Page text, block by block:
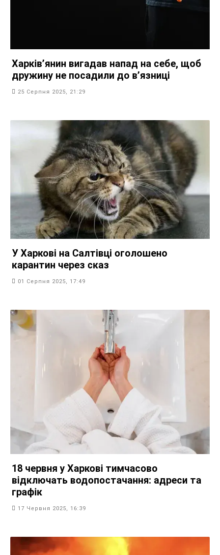
Харків’янин вигадав напад на себе, щоб
дружину не посадили до в’язниці
25 Серпня 2025, 21:29
У Харкові на Салтівці оголошено
карантин через сказ
01 Серпня 2025, 17:49
18 червня у Харкові тимчасово
відключать водопостачання: адреси та
графік
17 Червня 2025, 16:39